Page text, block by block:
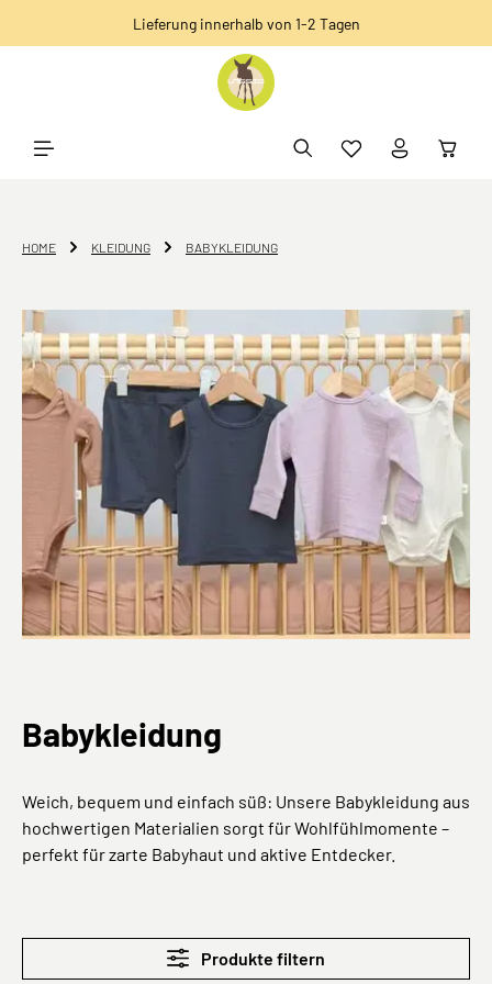
Lieferung innerhalb von 1-2 Tagen
HOME KLEIDUNG BABYKLEIDUNG
Babykleidung
Weich, bequem und einfach süß: Unsere Babykleidung aus
hochwertigen Materialien sorgt für Wohlfühlmomente –
perfekt für zarte Babyhaut und aktive Entdecker.
Produkte filtern